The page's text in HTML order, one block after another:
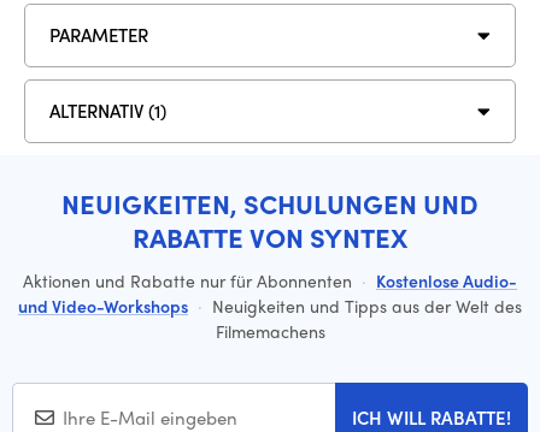
PARAMETER
ALTERNATIV (1)
NEUIGKEITEN, SCHULUNGEN UND
RABATTE VON SYNTEX
Aktionen und Rabatte nur für Abonnenten · Kostenlose Audio-
und Video-Workshops · Neuigkeiten und Tipps aus der Welt des
Filmemachens
ICH WILL RABATTE!